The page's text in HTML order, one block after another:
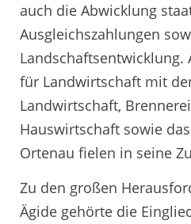
auch die Abwicklung
Ausgleichszahlungen
Landschaftsentwicklung.
für Landwirtschaft mit
Landwirtschaft,
Hauswirtschaft sowie
Ortenau fielen in seine
Zu den großen
Ägide gehörte die